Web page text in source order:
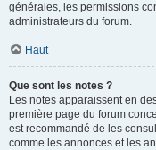
générales, les permissions
administrateurs du forum.
Haut
Que sont les notes ?
Les notes apparaissent en
première page du forum
est recommandé de les
comme les annonces et les